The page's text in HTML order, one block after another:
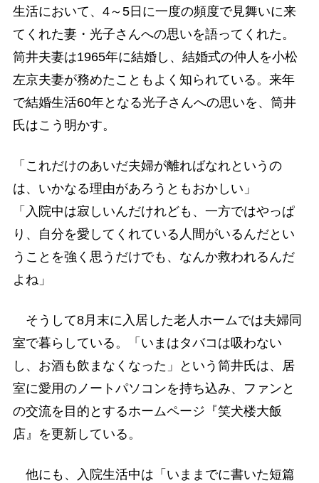
生活において、4～5日に一度の頻度で見舞いに来
てくれた妻・光子さんへの思いを語ってくれた。
筒井夫妻は1965年に結婚し、結婚式の仲人を小松
左京夫妻が務めたこともよく知られている。来年
で結婚生活60年となる光子さんへの思いを、筒井
氏はこう明かす。
「これだけのあいだ夫婦が離ればなれというの
は、いかなる理由があろうともおかしい」
「入院中は寂しいんだけれども、一方ではやっぱ
り、自分を愛してくれている人間がいるんだとい
うことを強く思うだけでも、なんか救われるんだ
よね」
そうして8月末に入居した老人ホームでは夫婦同
室で暮らしている。「いまはタバコは吸わない
し、お酒も飲まなくなった」という筒井氏は、居
室に愛用のノートパソコンを持ち込み、ファンと
の交流を目的とするホームページ『笑犬楼大飯
店』を更新している。
他にも、入院生活中は「いままでに書いた短篇